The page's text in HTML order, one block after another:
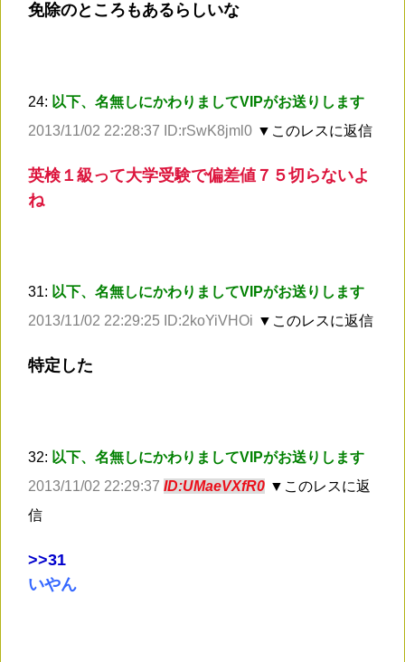
免除のところもあるらしいな
24: 以下、名無しにかわりましてVIPがお送りします
2013/11/02 22:28:37 ID:rSwK8jml0 ▼このレスに返信
英検１級って大学受験で偏差値７５切らないよ
ね
31: 以下、名無しにかわりましてVIPがお送りします
2013/11/02 22:29:25 ID:2koYiVHOi ▼このレスに返信
特定した
32: 以下、名無しにかわりましてVIPがお送りします
2013/11/02 22:29:37 ID:UMaeVXfR0 ▼このレスに返
信
>>31
いやん